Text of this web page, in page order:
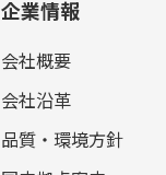
企業情報
会社概要
会社沿革
品質・環境方針